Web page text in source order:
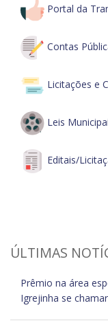
Portal da
Contas
Licitações e
Leis
Editais/
ÚLTIMAS
Prêmio na área
Igrejinha se